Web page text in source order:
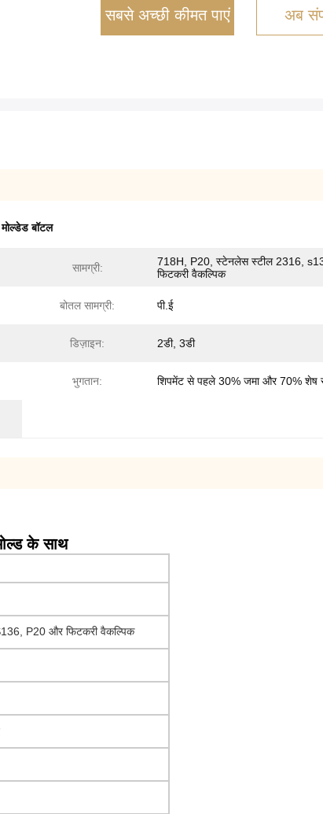
सबसे अच्छी कीमत पाएं अब
बॉटल
सामग्री:
718H, P20, स्टेनलेस स्टील 2316,
फिटकरी वैकल्पिक
बोतल सामग्री: पी.ई
डिज़ाइन: 2डी, 3डी
भुगतान: शिपमेंट से पहले 30% जमा और 70% शेष
के साथ
P20 और फिटकरी वैकल्पिक